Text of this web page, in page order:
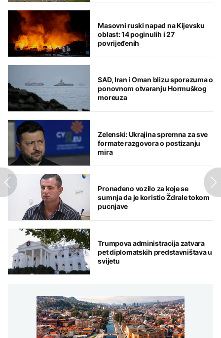
Masovni ruski napad na Kijevsku
oblast: 14 poginulih i 27
povrijeđenih
SAD, Iran i Oman blizu sporazuma o
ponovnom otvaranju Hormuškog
moreuza
Zelenski: Ukrajina spremna za sve
formate razgovora o postizanju
mira
Pronađeno vozilo za koje se
sumnja da je koristio Ždrale tokom
pucnjave
Trumpova administracija zatvara
pet diplomatskih predstavništava u
svijetu